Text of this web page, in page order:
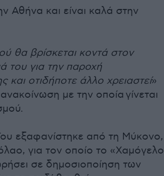
Αθήνα και είναι καλά στην
θα βρίσκεται κοντά στον
του για την παροχή
και οτιδήποτε άλλο χρειαστεί»
με την οποία γίνεται
εξαφανίστηκε από τη Μύκονο,
για τον οποίο το «Χαμόγελο
σε δημοσιοποίηση των